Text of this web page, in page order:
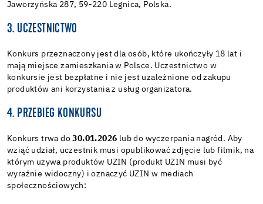
Jaworzyńska 287, 59-220 Legnica, Polska.
3. UCZESTNICTWO
Konkurs przeznaczony jest dla osób, które ukończyły 18 lat i
mają miejsce zamieszkania w Polsce. Uczestnictwo w
konkursie jest bezpłatne i nie jest uzależnione od zakupu
produktów ani korzystania z usług organizatora.
4. PRZEBIEG KONKURSU
Konkurs trwa do30.01.2026 lub do wyczerpania nagród. Aby
wziąć udział, uczestnik musi opublikować zdjęcie lub filmik, na
którym używa produktów UZIN (produkt UZIN musi być
wyraźnie widoczny) i oznaczyć UZIN w mediach
społecznościowych: